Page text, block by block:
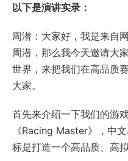
以下是演讲实录：
周潜：大家好，我是来自
周潜，那么我今天邀请大
世界，来把我们在高品质
大家。
首先来介绍一下我们的游
《Racing Master》，中
标是打造一个高品质、高